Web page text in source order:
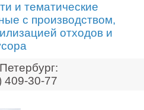
оборудование
контейнеры
проекты
и тематические
с производством,
отходов и
409-30-77